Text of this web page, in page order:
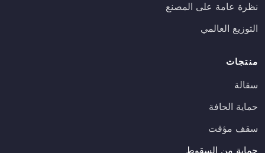
نظرة عامة على المصنع
التوزيع العالمي
منتجات
سقالة
حماية الحافة
سقف مؤقت
حماية من السقوط